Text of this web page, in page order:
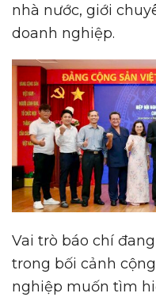
nhà nước, giới
doanh nghiệp.
Vai trò báo chí
trong bối cảnh
nghiệp muốn tìm